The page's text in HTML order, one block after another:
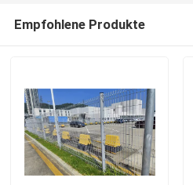
Empfohlene Produkte